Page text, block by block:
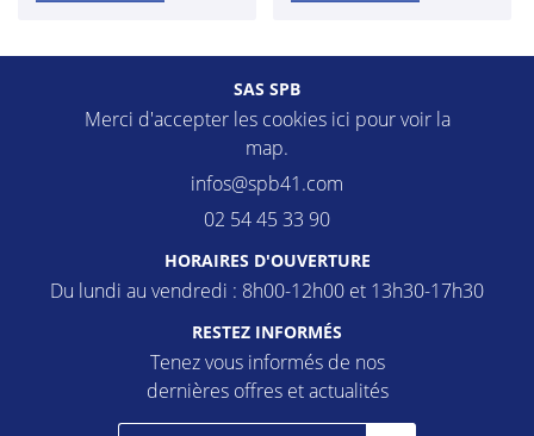
SAS SPB
Merci d'accepter les cookies ici pour voir la
map.
02 54 45 33 90
HORAIRES D'OUVERTURE
Du lundi au vendredi : 8h00-12h00 et 13h30-17h30
RESTEZ INFORMÉS
Tenez vous informés de nos
dernières offres et actualités